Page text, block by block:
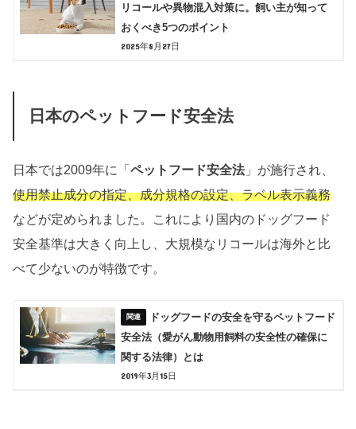
リコールや異物混入対策に。飼い主が知って
おくべき5つのポイント
2025年8月27日
日本のペットフード安全法
日本では2009年に「ペットフード安全法」が施行され、
使用禁止成分の指定、成分規格の設定、ラベル表示義務
などが定められました。これにより国内のドッグフード
安全基準は大きく向上し、大規模なリコールは海外と比
べて少ないのが特徴です。
ドッグフードの安全を守るペットフード
安全法（愛がん動物用飼料の安全性の確保に
関する法律）とは
2019年3月15日